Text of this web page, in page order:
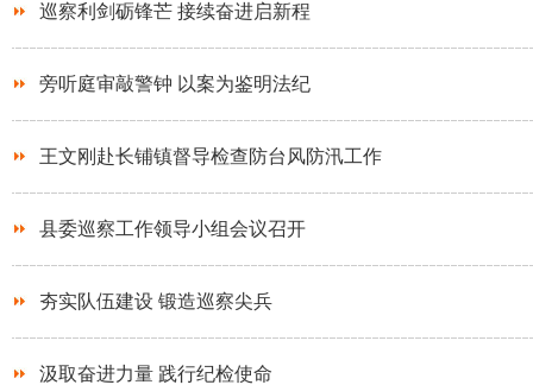
巡察利剑砺锋芒 接续奋进启新程
旁听庭审敲警钟 以案为鉴明法纪
王文刚赴长铺镇督导检查防台风防汛工作
县委巡察工作领导小组会议召开
夯实队伍建设 锻造巡察尖兵
汲取奋进力量 践行纪检使命